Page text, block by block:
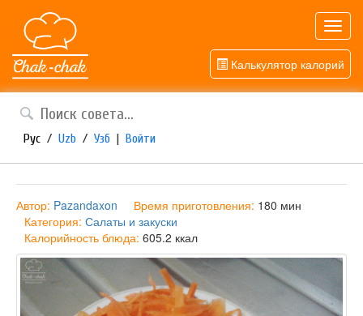
Калькулятор калорий
Рус / Uzb / Узб | Войти
Автор: Pazandaxon Время приготовления: 180 мин
Категория: Салаты и закуски
Калорийность блюда: 605.2 ккал